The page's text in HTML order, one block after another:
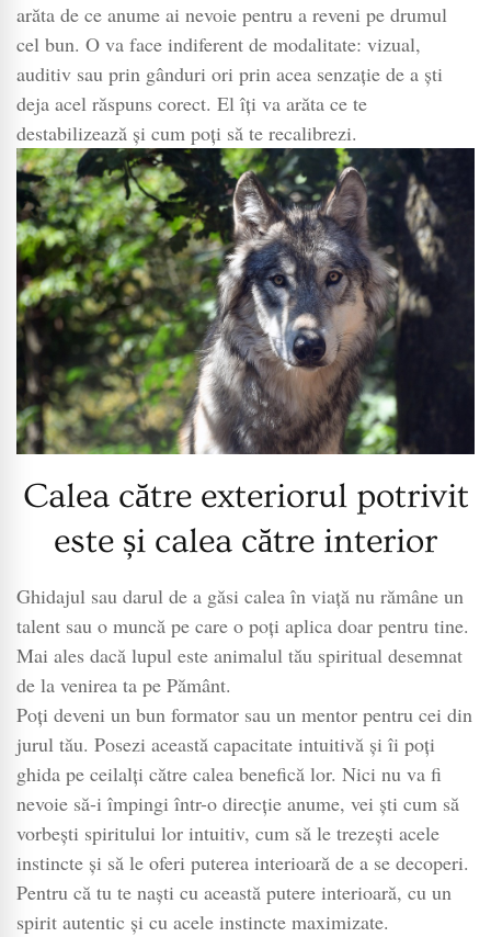
arăta de ce anume ai nevoie pentru a reveni pe drumul
cel bun. O va face indiferent de modalitate: vizual,
auditiv sau prin gânduri ori prin acea senzație de a ști
deja acel răspuns corect. El îți va arăta ce te
destabilizează și cum poți să te recalibrezi.
Calea către exteriorul potrivit
este și calea către interior
Ghidajul sau darul de a găsi calea în viață nu rămâne un
talent sau o muncă pe care o poți aplica doar pentru tine.
Mai ales dacă lupul este animalul tău spiritual desemnat
de la venirea ta pe Pământ.
Poți deveni un bun formator sau un mentor pentru cei din
jurul tău. Posezi această capacitate intuitivă și îi poți
ghida pe ceilalți către calea benefică lor. Nici nu va fi
nevoie să-i împingi într-o direcție anume, vei ști cum să
vorbești spiritului lor intuitiv, cum să le trezești acele
instincte și să le oferi puterea interioară de a se decoperi.
Pentru că tu te naști cu această putere interioară, cu un
spirit autentic și cu acele instincte maximizate.